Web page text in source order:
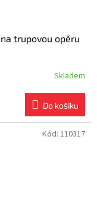
trupovou opěru
Skladem
Do košíku
Kód: 110317